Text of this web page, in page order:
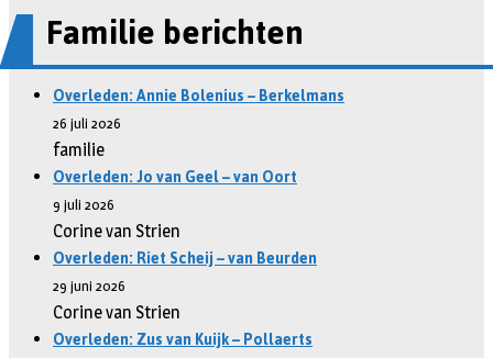
Familie berichten
Overleden: Annie Bolenius – Berkelmans
26 juli 2026
familie
Overleden: Jo van Geel – van Oort
9 juli 2026
Corine van Strien
Overleden: Riet Scheij – van Beurden
29 juni 2026
Corine van Strien
Overleden: Zus van Kuijk – Pollaerts